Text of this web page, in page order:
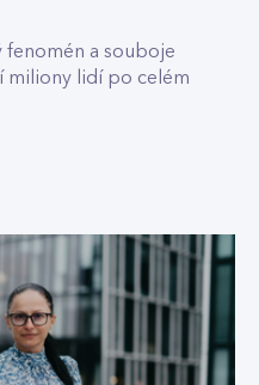
fenomén a souboje
miliony lidí po celém